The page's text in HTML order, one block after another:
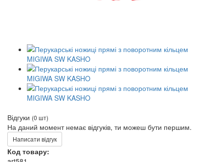
Відгуки (0 шт)
На даний момент немає відгуків, ти можеш бути першим.
Написати відгук
Код товару: